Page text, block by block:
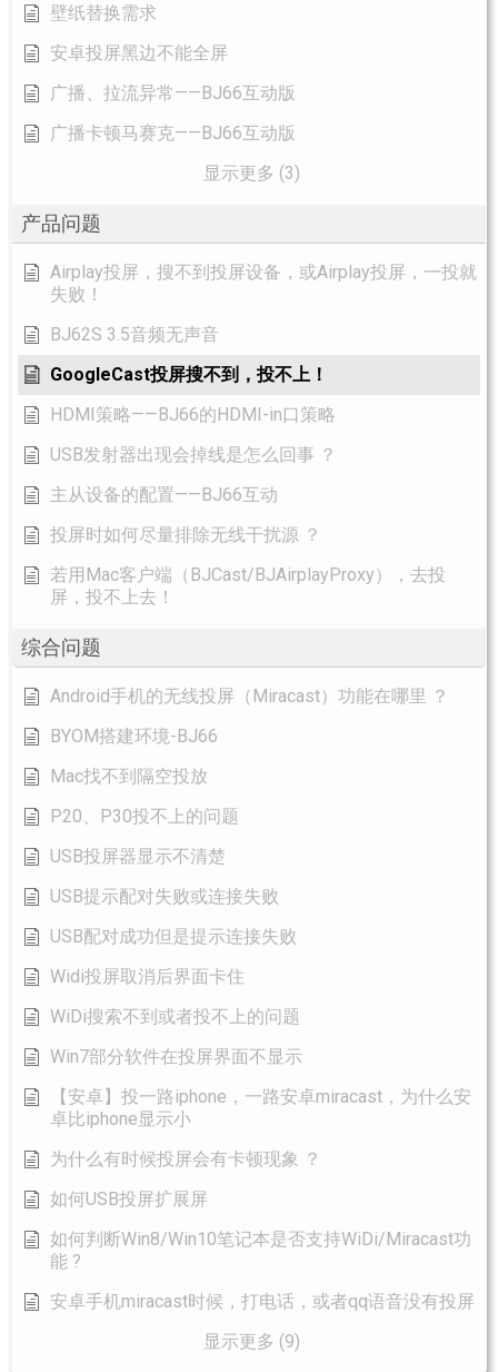
壁纸替换需求
安卓投屏黑边不能全屏
广播、拉流异常——BJ66互动版
广播卡顿马赛克——BJ66互动版
显示更多 (3)
产品问题
Airplay投屏，搜不到投屏设备，或Airplay投屏，一投就
失败！
BJ62S 3.5音频无声音
GoogleCast投屏搜不到，投不上！
HDMI策略——BJ66的HDMI-in口策略
USB发射器出现会掉线是怎么回事 ？
主从设备的配置——BJ66互动
投屏时如何尽量排除无线干扰源 ？
若用Mac客户端（BJCast/BJAirplayProxy），去投
屏，投不上去！
综合问题
Android手机的无线投屏（Miracast）功能在哪里 ？
BYOM搭建环境-BJ66
Mac找不到隔空投放
P20、P30投不上的问题
USB投屏器显示不清楚
USB提示配对失败或连接失败
USB配对成功但是提示连接失败
Widi投屏取消后界面卡住
WiDi搜索不到或者投不上的问题
Win7部分软件在投屏界面不显示
【安卓】投一路iphone，一路安卓miracast，为什么安
卓比iphone显示小
为什么有时候投屏会有卡顿现象 ？
如何USB投屏扩展屏
如何判断Win8/Win10笔记本是否支持WiDi/Miracast功
能 ?
安卓手机miracast时候，打电话，或者qq语音没有投屏
显示更多 (9)